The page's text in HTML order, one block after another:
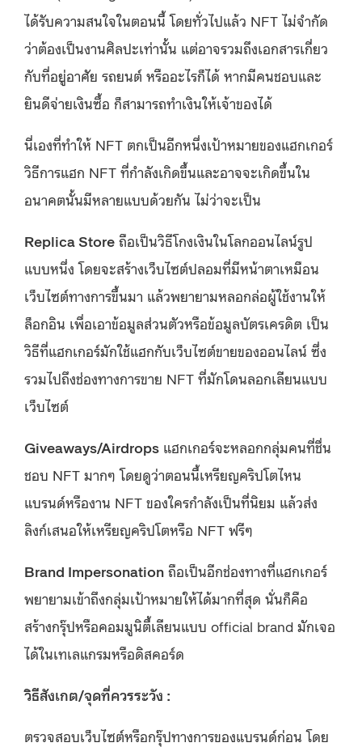
ได้รับความสนใจในตอนนี้ โดยทั่วไปแล้ว NFT ไม่จำกัด
ว่าต้องเป็นงานศิลปะเท่านั้น แต่อาจรวมถึงเอกสารเกี่ยว
กับที่อยู่อาศัย รถยนต์ หรืออะไรก็ได้ หากมีคนชอบและ
ยินดีจ่ายเงินซื้อ ก็สามารถทำเงินให้เจ้าของได้
นี่เองที่ทำให้ NFT ตกเป็นอีกหนึ่งเป้าหมายของแฮกเกอร์
วิธีการแฮก NFT ที่กำลังเกิดขึ้นและอาจจะเกิดขึ้นใน
อนาคตนั้นมีหลายแบบด้วยกัน ไม่ว่าจะเป็น
Replica Store ถือเป็นวิธีโกงเงินในโลกออนไลน์รูป
แบบหนึ่ง โดยจะสร้างเว็บไซต์ปลอมที่มีหน้าตาเหมือน
เว็บไซต์ทางการขึ้นมา แล้วพยายามหลอกล่อผู้ใช้งานให้
ล็อกอิน เพื่อเอาข้อมูลส่วนตัวหรือข้อมูลบัตรเครดิต เป็น
วิธีที่แฮกเกอร์มักใช้แฮกกับเว็บไซต์ขายของออนไลน์ ซึ่ง
รวมไปถึงช่องทางการขาย NFT ที่มักโดนลอกเลียนแบบ
เว็บไซต์
Giveaways/Airdrops แฮกเกอร์จะหลอกกลุ่มคนที่ชื่น
ชอบ NFT มากๆ โดยดูว่าตอนนี้เหรียญคริปโตไหน
แบรนด์หรืองาน NFT ของใครกำลังเป็นที่นิยม แล้วส่ง
ลิงก์เสนอให้เหรียญคริปโตหรือ NFT ฟรีๆ
Brand Impersonation ถือเป็นอีกช่องทางที่แฮกเกอร์
พยายามเข้าถึงกลุ่มเป้าหมายให้ได้มากที่สุด นั่นก็คือ
สร้างกรุ๊ปหรือคอมมูนิตี้เลียนแบบ official brand มักเจอ
ได้ในเทเลแกรมหรือดิสคอร์ด
วิธีสังเกต/จุดที่ควรระวัง :
ตรวจสอบเว็บไซต์หรือกรุ๊ปทางการของแบรนด์ก่อน โดย